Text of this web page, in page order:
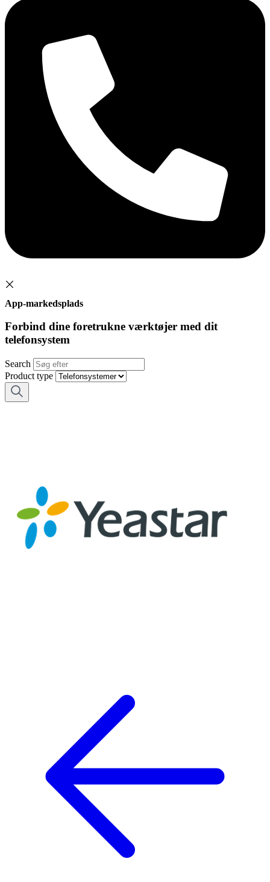
App-markedsplads
Forbind dine foretrukne værktøjer med dit
telefonsystem
Search
Product type